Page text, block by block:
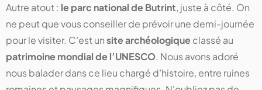
Autre atout : le parc national de Butrint, juste à côté. On
ne peut que vous conseiller de prévoir une demi-journée
pour le visiter. C’est unsite archéologiqueclassé au
patrimoine mondial de l’UNESCO. Nous avons adoré
nous balader dans ce lieu chargé d’histoire, entre ruines